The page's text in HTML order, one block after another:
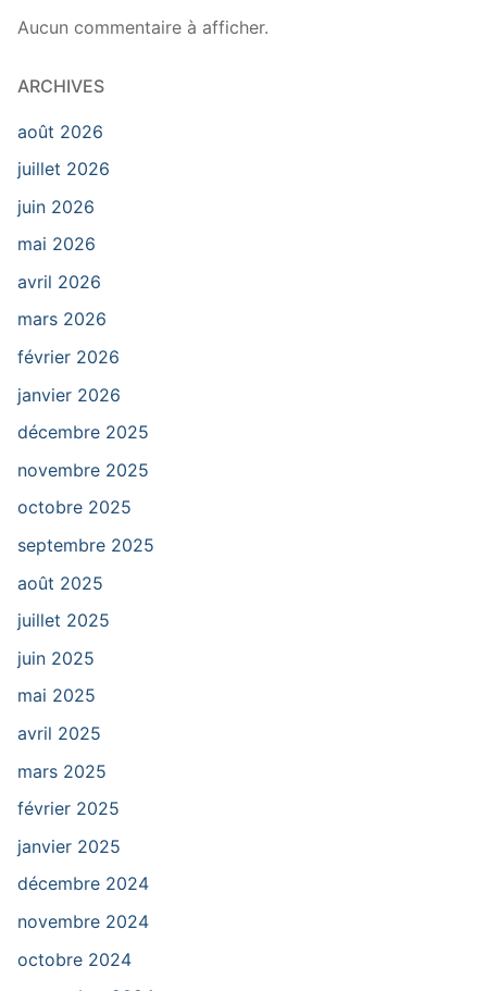
Aucun commentaire à afficher.
ARCHIVES
août 2026
juillet 2026
juin 2026
mai 2026
avril 2026
mars 2026
février 2026
janvier 2026
décembre 2025
novembre 2025
octobre 2025
septembre 2025
août 2025
juillet 2025
juin 2025
mai 2025
avril 2025
mars 2025
février 2025
janvier 2025
décembre 2024
novembre 2024
octobre 2024